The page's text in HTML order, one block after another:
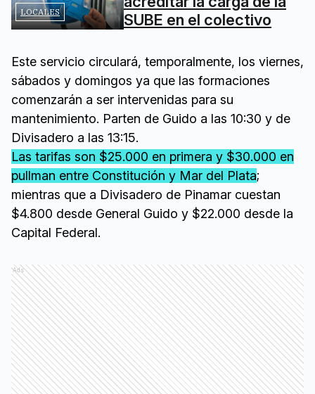
LOCALES
SUBE en el colectivo
Este servicio circulará, temporalmente, los viernes,
sábados y domingos ya que las formaciones
comenzarán a ser intervenidas para su
mantenimiento. Parten de Guido a las 10:30 y de
Divisadero a las 13:15.
Las tarifas son $25.000 en primera y $30.000 en
pullman entre Constitución y Mar del Plata;
mientras que a Divisadero de Pinamar cuestan
$4.800 desde General Guido y $22.000 desde la
Capital Federal.
Ads